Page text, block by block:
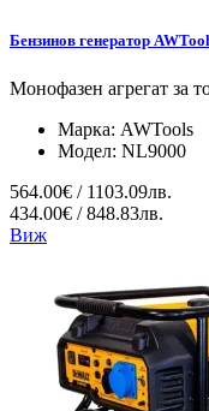
Бензинов генератор
Монофазен агрегат за
Марка: AWTools
Модел: NL9000
564.00€ / 1103.09лв.
434.00€ / 848.83лв.
Виж